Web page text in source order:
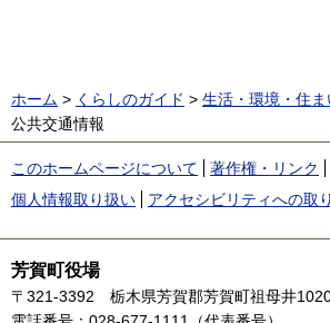
ホーム > くらしのガイド > 生活・環境・住ま
公共交通情報
このホームページについて 著作権・リンク
個人情報取り扱い
アクセシビリティへの取
芳賀町役場
〒321-3392
栃木県芳賀郡芳賀町祖母井